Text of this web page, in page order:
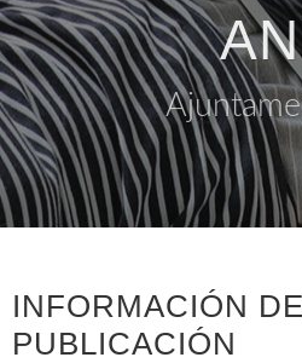
INFORMACIÓN
PUBLICACIÓN